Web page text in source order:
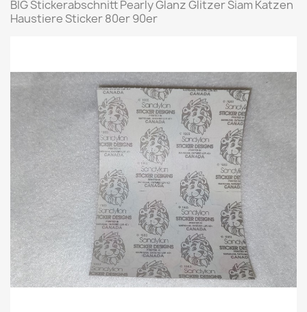
BIG Stickerabschnitt Pearly Glanz Glitzer Siam Katzen
Haustiere Sticker 80er 90er